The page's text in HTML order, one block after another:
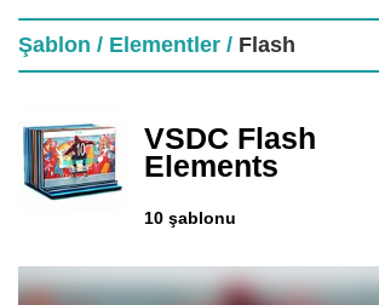
Şablon / Elementler / Flash
VSDC Flash
Elements
10 şablonu